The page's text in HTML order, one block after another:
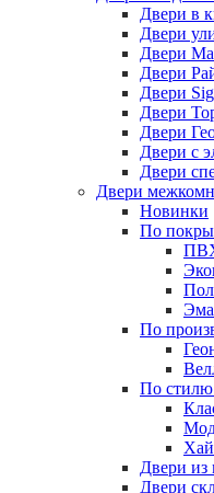
Двери в
Двери
Двери
Двери
Двери
Двери
Двери
Двери с
Двери
Двери
Новинки
По
По
По стилю
Двери из
Двери